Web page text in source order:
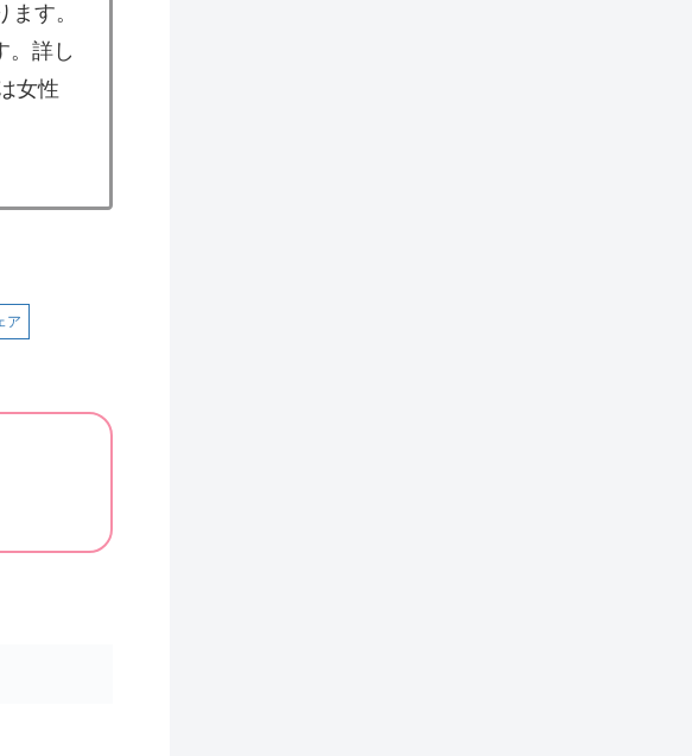
す。
。詳し
女性
ア